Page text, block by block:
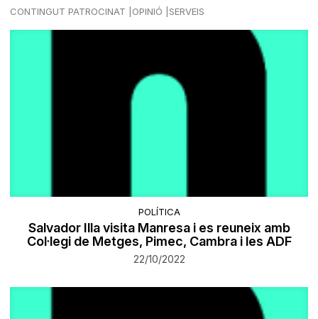
CONTINGUT PATROCINAT OPINIÓ SERVEIS
POLÍTICA
Salvador Illa visita Manresa i es reuneix amb
Col·legi de Metges, Pimec, Cambra i les ADF
22/10/2022